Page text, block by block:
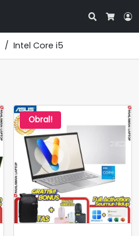
Search
Intel Core i5
Obral!